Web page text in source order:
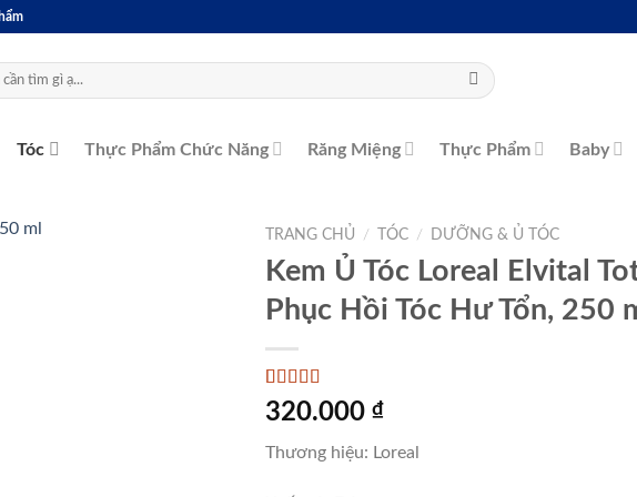
Tóc Thực Phẩm Chức Năng Răng Miệng Thực Phẩm Baby
TRANG CHỦ / TÓC / DƯỠNG & Ủ TÓC
Kem Ủ Tóc Loreal Elvital
Phục Hồi Tóc Hư Tổn, 250
5trên 5 dựa
trên
1
đánh
320.000 ₫
Thương hiệu: Loreal